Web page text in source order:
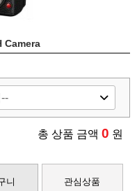
Camera
총 상품 금액 0 원
니 관심상품